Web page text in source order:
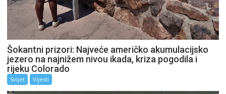
Šokantni prizori: Najveće američko akumulacijsko
jezero na najnižem nivou ikada, kriza pogodila i
rijeku Colorado
Svijet Vijesti